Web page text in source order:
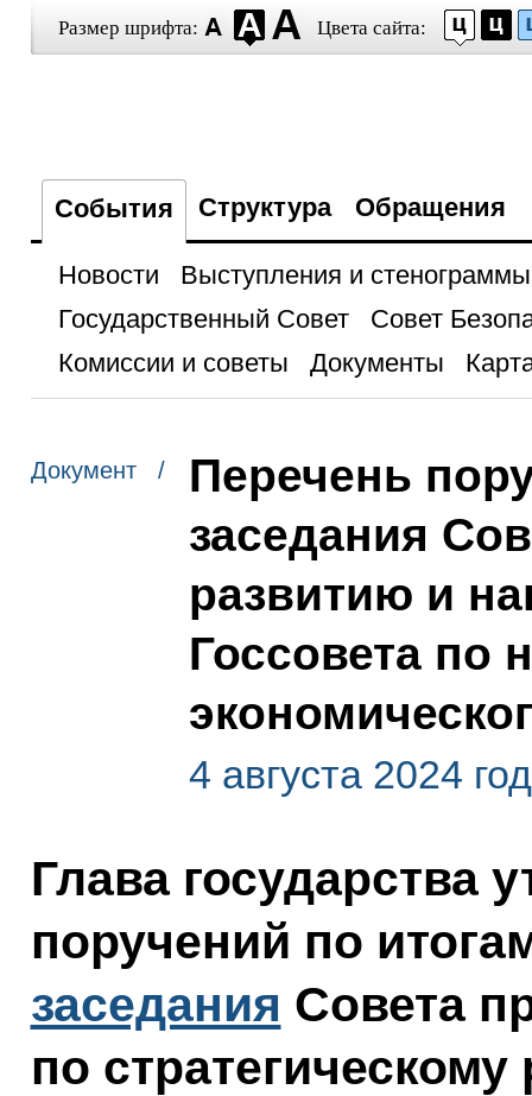
Размер шрифта: Цвета сайта:
События Структура Обращения
Новости
Выступления и стенограммы
Государственный Совет
Совет
Комиссии и советы
Документы
Документ /
Перечень
заседания
развитию и
Госсовета по
4 августа 2024
Глава государства
поручений по
заседания Совета
по